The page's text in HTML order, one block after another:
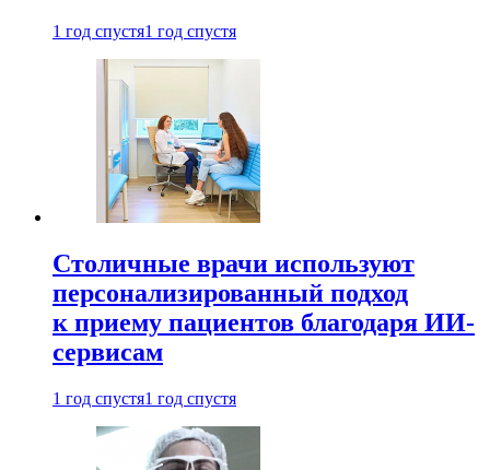
1 год спустя1 год спустя
Столичные врачи используют
персонализированный подход
к приему пациентов благодаря ИИ-
сервисам
1 год спустя1 год спустя